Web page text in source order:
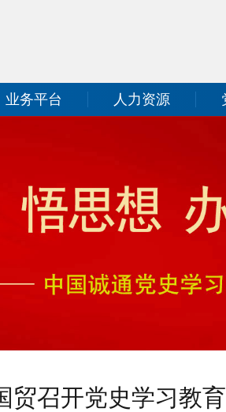
业务平台 人力资源
贸召开党史学习教